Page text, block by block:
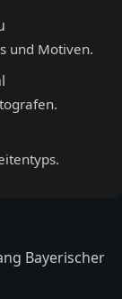
und Motiven.
Bayerischer